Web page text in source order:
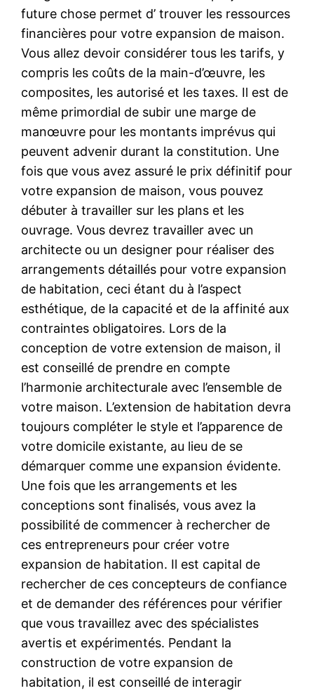
future chose permet d’ trouver les ressources
financières pour votre expansion de maison.
Vous allez devoir considérer tous les tarifs, y
compris les coûts de la main-d’œuvre, les
composites, les autorisé et les taxes. Il est de
même primordial de subir une marge de
manœuvre pour les montants imprévus qui
peuvent advenir durant la constitution. Une
fois que vous avez assuré le prix définitif pour
votre expansion de maison, vous pouvez
débuter à travailler sur les plans et les
ouvrage. Vous devrez travailler avec un
architecte ou un designer pour réaliser des
arrangements détaillés pour votre expansion
de habitation, ceci étant du à l’aspect
esthétique, de la capacité et de la affinité aux
contraintes obligatoires. Lors de la
conception de votre extension de maison, il
est conseillé de prendre en compte
l’harmonie architecturale avec l’ensemble de
votre maison. L’extension de habitation devra
toujours compléter le style et l’apparence de
votre domicile existante, au lieu de se
démarquer comme une expansion évidente.
Une fois que les arrangements et les
conceptions sont finalisés, vous avez la
possibilité de commencer à rechercher de
ces entrepreneurs pour créer votre
expansion de habitation. Il est capital de
rechercher de ces concepteurs de confiance
et de demander des références pour vérifier
que vous travaillez avec des spécialistes
avertis et expérimentés. Pendant la
construction de votre expansion de
habitation, il est conseillé de interagir